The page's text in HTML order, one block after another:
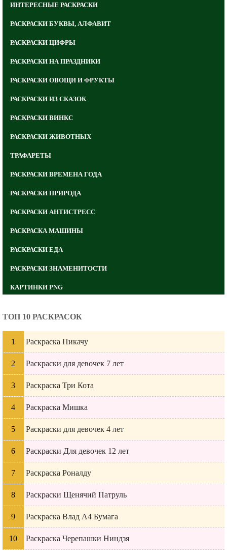
ИНТЕРЕСНЫЕ РАСКРАСКИ
РАСКРАСКИ БУКВЫ, АЛФАВИТ
РАСКРАСКИ ЦИФРЫ
РАСКРАСКИ НА ПРАЗДНИКИ
РАСКРАСКИ ОВОЩИ И ФРУКТЫ
РАСКРАСКИ ИЗ СКАЗОК
РАСКРАСКИ ВИНКС
РАСКРАСКИ ЖИВОТНЫХ
ТРАФАРЕТЫ
РАСКРАСКИ ВРЕМЕНА ГОДА
РАСКРАСКИ ПРИРОДА
РАСКРАСКИ АНТИСТРЕСС
РАСКРАСКА МАШИНЫ
РАСКРАСКИ ЕДА
РАСКРАСКИ ЗНАМЕНИТОСТИ
КАРТИНКИ PNG
ТОП 10 РАСКРАСОК
Раскраска Пикачу
Раскраски для девочек 7 лет
Раскраска Три Кота
Раскраска Мишка
Раскраски для девочек 4 лет
Раскраски Для девочек 12 лет
Раскраска Роналду
Раскраски Щенячий Патруль
Раскраска Влад А4 Бумага
Раскраска Черепашки Ниндзя